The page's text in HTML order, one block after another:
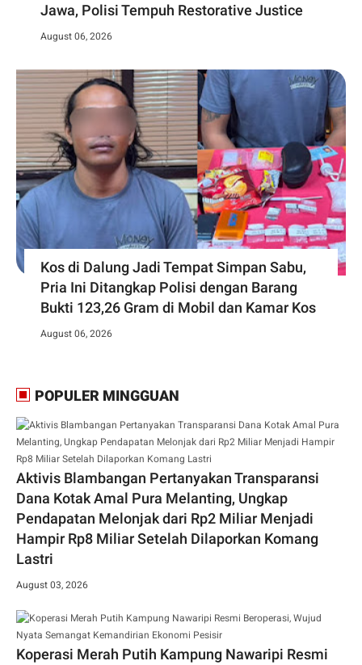
Jawa, Polisi Tempuh Restorative Justice
August 06, 2026
Kos di Dalung Jadi Tempat Simpan Sabu,
Pria Ini Ditangkap Polisi dengan Barang
Bukti 123,26 Gram di Mobil dan Kamar Kos
August 06, 2026
POPULER MINGGUAN
Aktivis Blambangan Pertanyakan Transparansi
Dana Kotak Amal Pura Melanting, Ungkap
Pendapatan Melonjak dari Rp2 Miliar Menjadi
Hampir Rp8 Miliar Setelah Dilaporkan Komang
Lastri
August 03, 2026
Koperasi Merah Putih Kampung Nawaripi Resmi